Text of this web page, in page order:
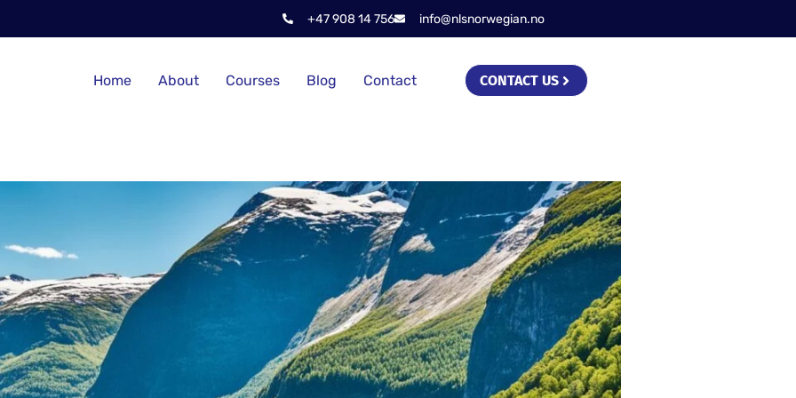
+47 908 14 756 info@nlsnorwegian.no
Home About Courses Blog Contact CONTACT US